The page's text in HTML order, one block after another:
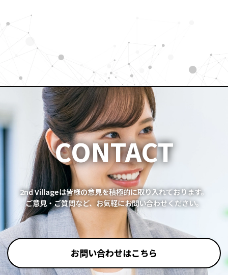
CONTACT
2nd Villageは皆様の意見を積極的に取り入れております。
ご意見・ご質問など、お気軽にお問い合わせください。
お問い合わせはこちら